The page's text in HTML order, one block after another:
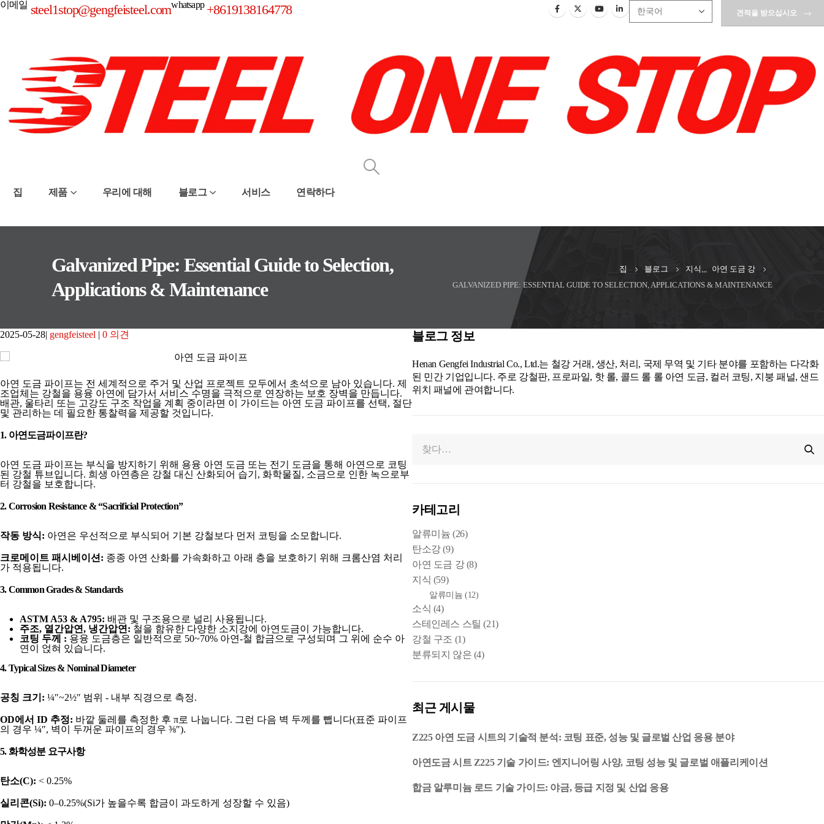
이메일 steel1stop@gengfeisteel.comwhatsapp +8619138164778 견적을 받으십시오
집 제품 우리에 대해 블로그 서비스 연락하다
Galvanized Pipe: Essential Guide to Selection,
Applications & Maintenance
집 블로그 지식
아연 도금 강
GALVANIZED PIPE: ESSENTIAL GUIDE TO SELECTION, APPLICATIONS & MAINTENANCE
2025-05-28 gengfeisteel 0 의견
아연 도금 파이프는 전 세계적으로 주거 및 산업 프로젝트 모두에서 초석으로 남아 있습니다. 제
조업체는 강철을 용융 아연에 담가서 서비스 수명을 극적으로 연장하는 보호 장벽을 만듭니다.
배관, 울타리 또는 고강도 구조 작업을 계획 중이라면 이 가이드는 아연 도금 파이프를 선택, 절단
및 관리하는 데 필요한 통찰력을 제공할 것입니다.
1. 아연도금파이프란?
아연 도금 파이프는 부식을 방지하기 위해 용융 아연 도금 또는 전기 도금을 통해 아연으로 코팅
된 강철 튜브입니다. 희생 아연층은 강철 대신 산화되어 습기, 화학물질, 소금으로 인한 녹으로부
터 강철을 보호합니다.
2. Corrosion Resistance & “Sacrificial Protection”
작동 방식: 아연은 우선적으로 부식되어 기본 강철보다 먼저 코팅을 소모합니다.
크로메이트 패시베이션: 종종 아연 산화를 가속화하고 아래 층을 보호하기 위해 크롬산염 처리
가 적용됩니다.
3. Common Grades & Standards
ASTM A53 & A795: 배관 및 구조용으로 널리 사용됩니다.
주조, 열간압연, 냉간압연: 철을 함유한 다양한 소지강에 아연도금이 가능합니다.
코팅 두께 : 용융 도금층은 일반적으로 50~70% 아연-철 합금으로 구성되며 그 위에 순수 아
연이 얹혀 있습니다.
4. Typical Sizes & Nominal Diameter
공칭 크기: ¼″~2½″ 범위 - 내부 직경으로 측정.
OD에서 ID 추정: 바깥 둘레를 측정한 후 π로 나눕니다. 그런 다음 벽 두께를 뺍니다(표준 파이프
의 경우 ¼″, 벽이 두꺼운 파이프의 경우 ⅜″).
5. 화학성분 요구사항
탄소(C): < 0.25%
실리콘(Si): 0–0.25%(Si가 높을수록 합금이 과도하게 성장할 수 있음)
블로그 정보
Henan Gengfei Industrial Co., Ltd.는 철강 거래, 생산, 처리, 국제 무역 및 기타 분야를 포함하는 다각화
된 민간 기업입니다. 주로 강철판, 프로파일, 핫 롤, 콜드 롤 롤 아연 도금, 컬러 코팅, 지붕 패널, 샌드
위치 패널에 관여합니다.
카테고리
알류미늄 (26)
탄소강(9)
아연 도금 강(8)
지식 (59)
알류미늄 (12)
소식 (4)
스테인레스 스틸 (21)
강철 구조 (1)
분류되지 않은 (4)
최근 게시물
Z225 아연 도금 시트의 기술적 분석: 코팅 표준, 성능 및 글로벌 산업 응용 분야
아연도금 시트 Z225 기술 가이드: 엔지니어링 사양, 코팅 성능 및 글로벌 애플리케이션
합금 알루미늄 로드 기술 가이드: 야금, 등급 지정 및 산업 응용